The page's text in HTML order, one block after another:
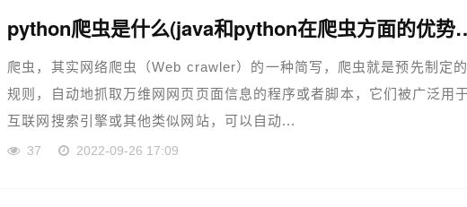
python爬虫是什么
爬虫，其实网络爬虫（Web crawler）的一种简写，爬虫就是预先制定的
规则，自动地抓取万维网网页页面信息的程序或者脚本，它们被广泛用
互联网搜索引擎或其他类似网站，可以自动...
37 2022-09-26 17:09